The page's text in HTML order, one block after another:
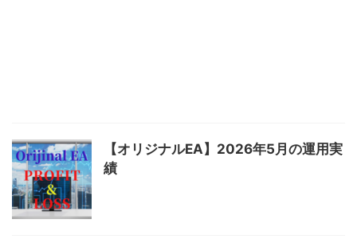
【オリジナルEA】2026年5月の運用実
績